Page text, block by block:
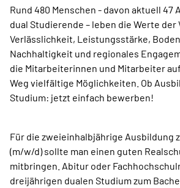
Rund 480 Menschen - davon aktuell 47
dual Studierende – leben die Werte der
Verlässlichkeit, Leistungsstärke,
Nachhaltigkeit und regionales
die Mitarbeiterinnen und Mitarbeiter
Weg vielfältige Möglichkeiten. Ob
Studium: jetzt einfach bewerben!
Für die zweieinhalbjährige Ausbildung
(m/w/d) sollte man einen guten
mitbringen. Abitur oder
dreijährigen dualen Studium zum